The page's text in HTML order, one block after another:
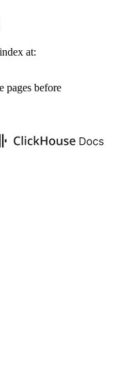
at:
pages before